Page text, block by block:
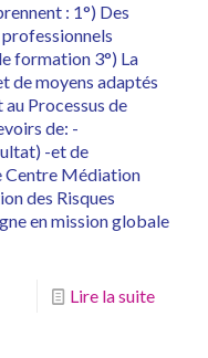
: 1°) Des
formation 3°) La
de moyens adaptés
Processus de
de: -
-et de
Centre Médiation
des Risques
en mission globale
Lire la suite